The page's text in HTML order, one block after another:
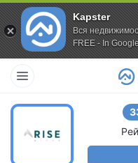
Kapster
Вся
FREE - In